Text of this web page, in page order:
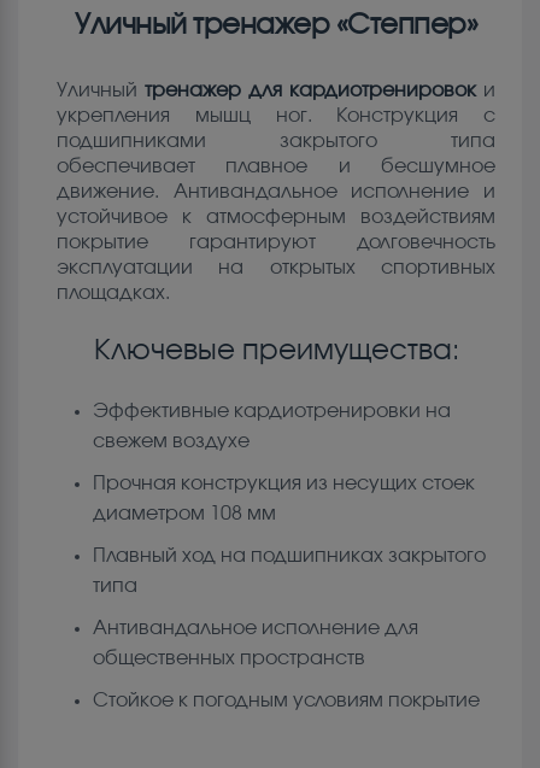
Уличный тренажер «Степпер»
Уличный тренажер для кардиотренировоки
укрепления мышц ног. Конструкция с
подшипниками закрытого типа
обеспечивает плавное и бесшумное
движение. Антивандальное исполнение и
устойчивое к атмосферным воздействиям
покрытие гарантируют долговечность
эксплуатации на открытых спортивных
площадках.
Ключевые преимущества:
Эффективные кардиотренировки на
свежем воздухе
Прочная конструкция из несущих стоек
диаметром 108 мм
Плавный ход на подшипниках закрытого
типа
Антивандальное исполнение для
общественных пространств
Стойкое к погодным условиям покрытие